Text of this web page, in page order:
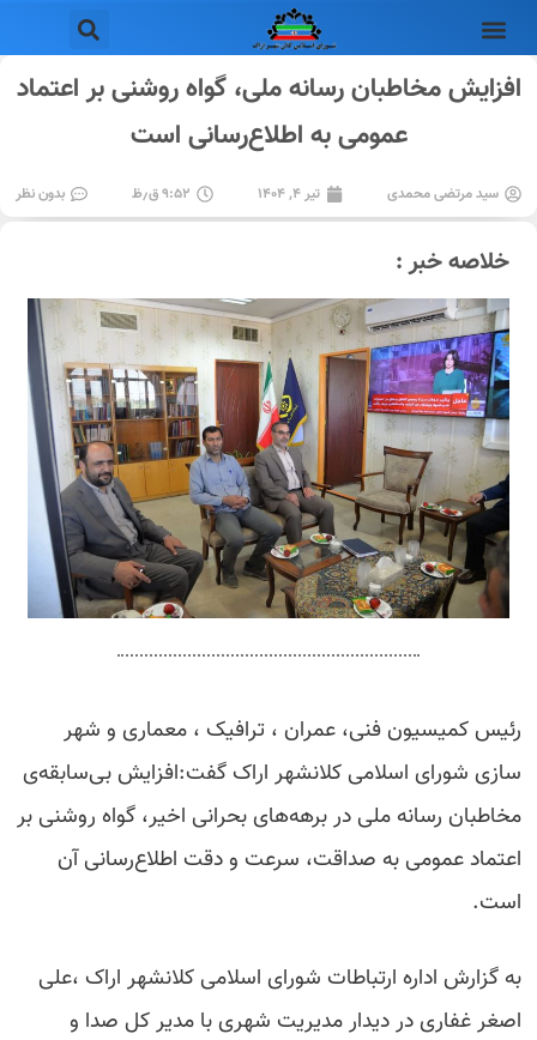
افزایش مخاطبان رسانه ملی، گواه روشنی بر اعتماد
عمومی به اطلاع‌رسانی است
سید مرتضی محمدی تیر ۴, ۱۴۰۴ ۹:۵۲ ق٫ظ بدون نظر
خلاصه خبر :
رئیس کمیسیون فنی، عمران ، ترافیک ، معماری و شهر
سازی شورای اسلامی کلانشهر اراک گفت:افزایش بی‌سابقه‌ی
مخاطبان رسانه ملی در برهه‌های بحرانی اخیر، گواه روشنی بر
اعتماد عمومی به صداقت، سرعت و دقت اطلاع‌رسانی آن
است.
به گزارش اداره ارتباطات شورای اسلامی کلانشهر اراک ،علی
اصغر غفاری در دیدار مدیریت شهری با مدیر کل صدا و